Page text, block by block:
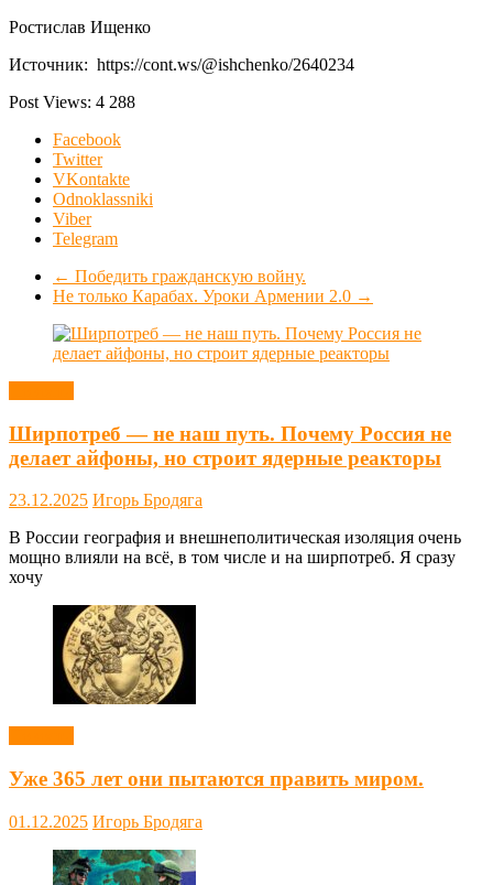
Ростислав Ищенко
Источник: https://cont.ws/@ishchenko/2640234
Post Views: 4 288
Facebook
Twitter
VKontakte
Odnoklassniki
Viber
Telegram
← Победить гражданскую войну.
Не только Карабах. Уроки Армении 2.0 →
Ширпотреб — не наш путь. Почему Россия не
делает айфоны, но строит ядерные реакторы
23.12.2025 Игорь Бродяга
В России география и внешнеполитическая изоляция очень
мощно влияли на всё, в том числе и на ширпотреб. Я сразу
хочу
Уже 365 лет они пытаются править миром.
01.12.2025 Игорь Бродяга